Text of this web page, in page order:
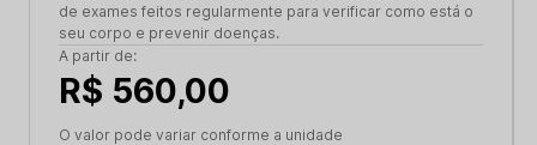
de exames feitos regularmente para verificar como está o
seu corpo e prevenir doenças.
A partir de:
R$ 560,00
O valor pode variar conforme a unidade